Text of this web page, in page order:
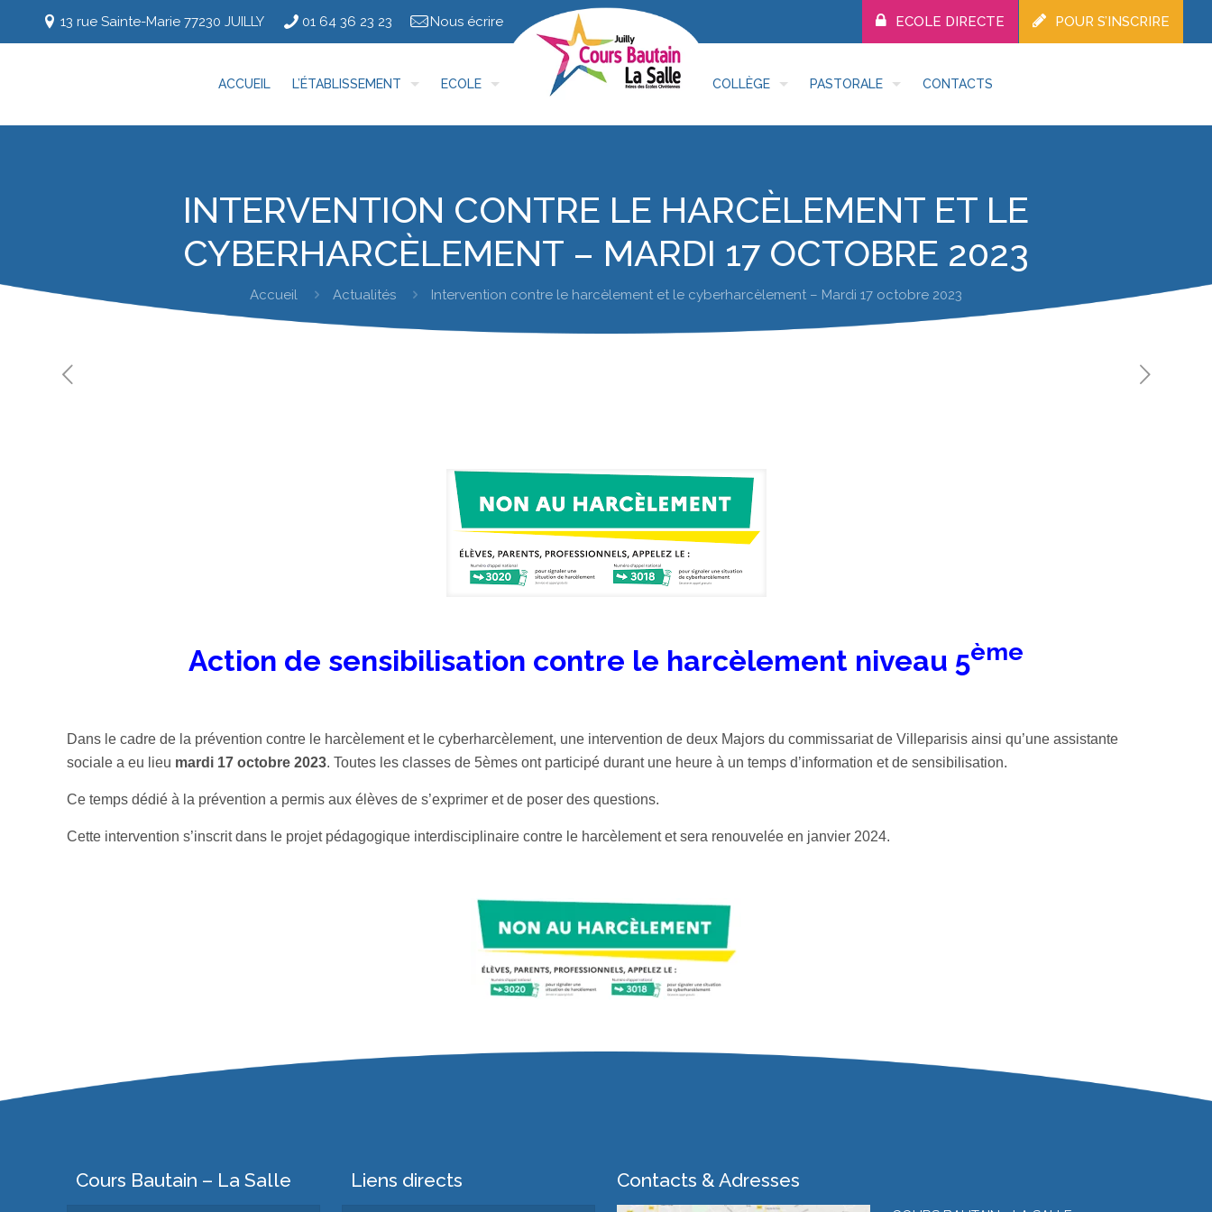
13 rue Sainte-Marie 77230 JUILLY 01 64 36 23 23 Nous écrire ECOLE DIRECTE POUR S’INSCRIRE
ACCUEIL L’ÉTABLISSEMENT ECOLE COLLÈGE PASTORALE CONTACTS
INTERVENTION CONTRE LE HARCÈLEMENT ET LE
CYBERHARCÈLEMENT – MARDI 17 OCTOBRE 2023
Accueil Actualités Intervention contre le harcèlement et le cyberharcèlement – Mardi 17 octobre 2023
Action de sensibilisation contre le harcèlement niveau 5ème
Dans le cadre de la prévention contre le harcèlement et le cyberharcèlement, une intervention de deux Majors du commissariat de Villeparisis ainsi qu’une assistante
sociale a eu lieu mardi 17 octobre 2023. Toutes les classes de 5èmes ont participé durant une heure à un temps d’information et de sensibilisation.
Ce temps dédié à la prévention a permis aux élèves de s’exprimer et de poser des questions.
Cette intervention s’inscrit dans le projet pédagogique interdisciplinaire contre le harcèlement et sera renouvelée en janvier 2024.
Cours Bautain – La Salle Liens directs Contacts & Adresses